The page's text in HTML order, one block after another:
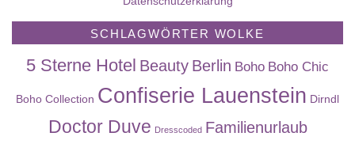
SCHLAGWÖRTER WOLKE
5 Sterne Hotel Beauty Berlin Boho Boho Chic
Boho Collection Confiserie Lauenstein Dirndl
Doctor Duve Dresscoded Familienurlaub